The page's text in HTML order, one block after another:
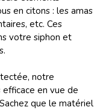
en citons : les amas
etc. Ces
votre siphon et
notre
en vue de
que le matériel